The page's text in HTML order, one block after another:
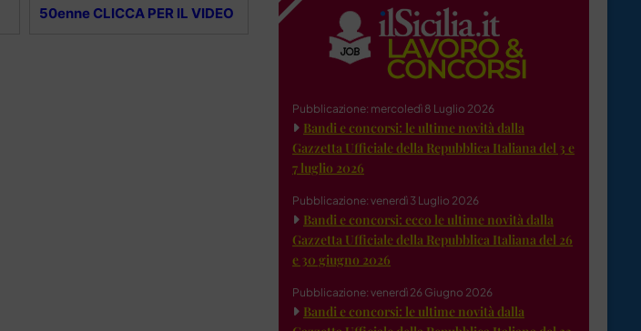
50enne CLICCA PER IL VIDEO
Pubblicazione: mercoledì 8 Luglio 2026
Bandi e concorsi: le ultime novità dalla
Gazzetta Ufficiale della Repubblica Italiana del 3 e
7 luglio 2026
Pubblicazione: venerdì 3 Luglio 2026
Bandi e concorsi: ecco le ultime novità dalla
Gazzetta Ufficiale della Repubblica Italiana del 26
e 30 giugno 2026
Pubblicazione: venerdì 26 Giugno 2026
Bandi e concorsi: le ultime novità dalla